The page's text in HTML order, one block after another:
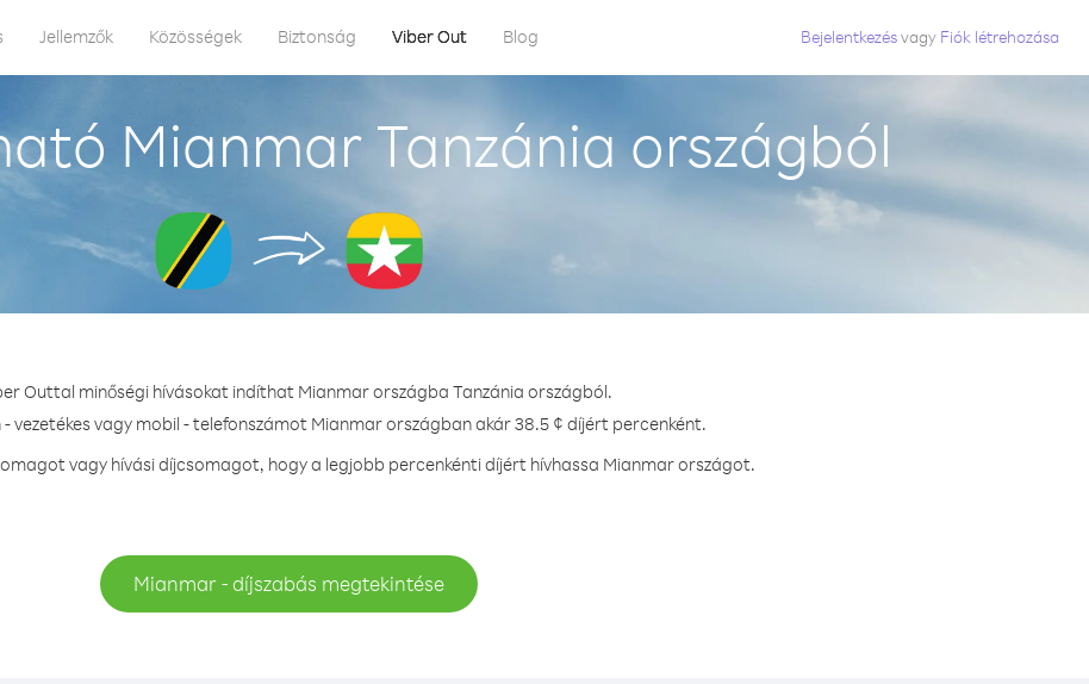
Jellemzők Közösségek Biztonság Viber Out Blog Bejelentkezésvagy Fiók létrehozása
Mianmar Tanzánia országból
Outtal minőségi hívásokat indíthat Mianmar országba Tanzánia országból.
vezetékes vagy mobil - telefonszámot Mianmar országban akár 38.5 ¢ díjért percenként.
vagy hívási díjcsomagot, hogy a legjobb percenkénti díjért hívhassa Mianmar országot.
Mianmar - díjszabás megtekintése